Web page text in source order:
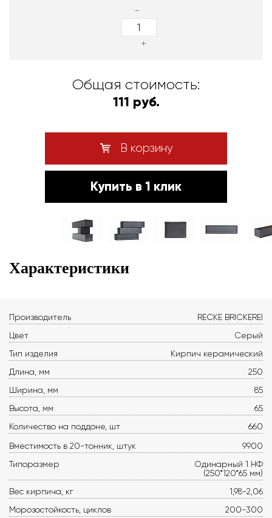
-
+
Общая стоимость:
111 руб.
В корзину
Купить в 1 клик
Характеристики
Производитель
RECKE BRICKEREI
Цвет
Серый
Тип изделия
Кирпич керамический
Длина, мм
250
Ширина, мм
85
Высота, мм
65
Количество на поддоне, шт
660
Вместимость в 20-тонник, штук
9900
Типоразмер
Одинарный 1 НФ
(250*120*65 мм)
Вес кирпича, кг
1,98-2,06
Морозостойкость, циклов
200-300